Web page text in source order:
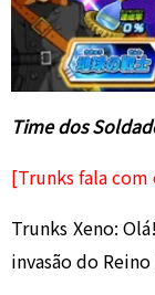
Time dos
[Trunks fala
Trunks Xeno:
invasão do